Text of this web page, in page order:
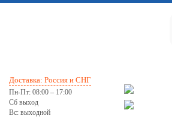
Доставка: Россия и СНГ
Пн-Пт: 08:00 – 17:00
Сб выход
Вс: выходной